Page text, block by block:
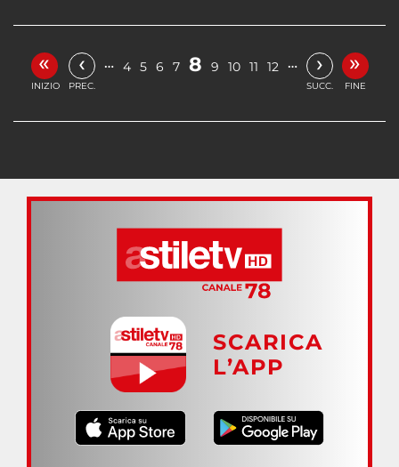
«
INIZIO
‹
PREC.
… 4 5 6 7 8 9 10 11 12 … ›
SUCC.
»
FINE
SCARICA
L’APP